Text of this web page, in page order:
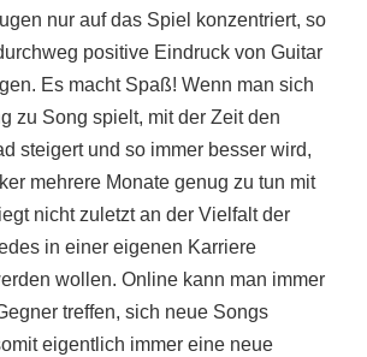
nur auf das Spiel konzentriert, so
positive Eindruck von Guitar
Es macht Spaß! Wenn man sich
zu Song spielt, mit der Zeit den
steigert und so immer besser wird,
mehrere Monate genug zu tun mit
nicht zuletzt an der Vielfalt der
in einer eigenen Karriere
wollen. Online kann man immer
treffen, sich neue Songs
eigentlich immer eine neue